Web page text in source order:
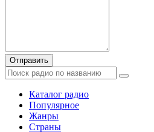
Отправить
Каталог радио
Популярное
Жанры
Страны